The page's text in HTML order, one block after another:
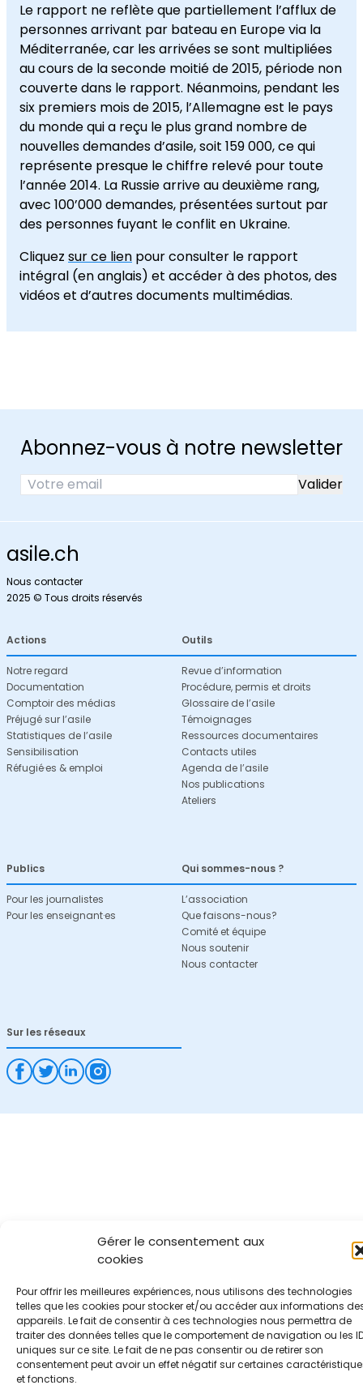
Gérer le consentement aux
cookies
Pour offrir les meilleures expériences, nous utilisons des technologies
telles que les cookies pour stocker et/ou accéder aux informations
appareils. Le fait de consentir à ces technologies nous permettra de
traiter des données telles que le comportement de navigation ou les
uniques sur ce site. Le fait de ne pas consentir ou de retirer son
consentement peut avoir un effet négatif sur certaines
et fonctions.
Le rapport ne reflète que partiellement l’afflux de
personnes arrivant par bateau en Europe via la
Méditerranée, car les arrivées se sont multipliées
au cours de la seconde moitié de 2015, période non
couverte dans le rapport. Néanmoins, pendant les
six premiers mois de 2015, l’Allemagne est le pays
du monde qui a reçu le plus grand nombre de
nouvelles demandes d’asile, soit 159 000, ce qui
représente presque le chiffre relevé pour toute
l’année 2014. La Russie arrive au deuxième rang,
avec 100’000 demandes, présentées surtout par
des personnes fuyant le conflit en Ukraine.
Cliquez sur ce lien pour consulter le rapport
intégral (en anglais) et accéder à des photos, des
vidéos et d’autres documents multimédias.
Abonnez-vous à notre newsletter
asile.ch
Nous contacter
2025 © Tous droits réservés
Actions
Notre regard
Documentation
Comptoir des médias
Préjugé sur l’asile
Statistiques de l’asile
Sensibilisation
Réfugié·es & emploi
Outils
Revue d’information
Procédure, permis et droits
Glossaire de l’asile
Témoignages
Ressources documentaires
Contacts utiles
Agenda de l’asile
Nos publications
Ateliers
Publics
Pour les journalistes
Pour les enseignant·es
Qui sommes-nous ?
L’association
Que faisons-nous?
Comité et équipe
Nous soutenir
Nous contacter
Sur les réseaux